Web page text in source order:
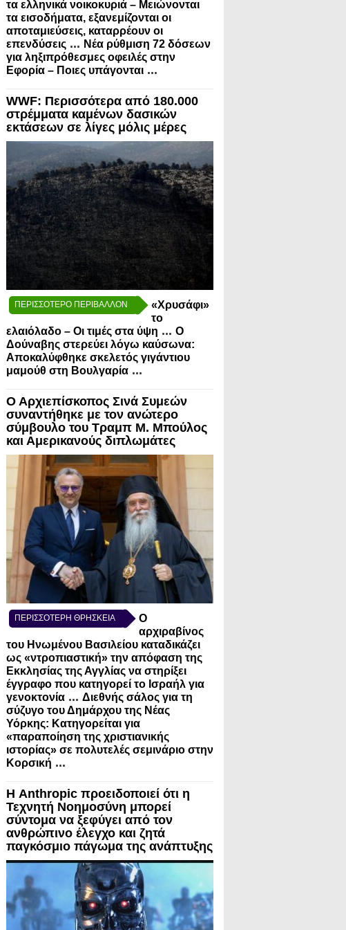
τα ελληνικά νοικοκυριά – Μειώνονται
τα εισοδήματα, εξανεμίζονται οι
αποταμιεύσεις, καταρρέουν οι
επενδύσεις ... Νέα ρύθμιση 72 δόσεων
για ληξιπρόθεσμες οφειλές στην
Εφορία – Ποιες υπάγονται ...
WWF: Περισσότερα από 180.000
στρέμματα καμένων δασικών
εκτάσεων σε λίγες μόλις μέρες
ΠΕΡΙΣΣΟΤΕΡΟ ΠΕΡΙΒΑΛΛΟΝ
«Χρυσάφι»
το
ελαιόλαδο – Οι τιμές στα ύψη ... Ο
Δούναβης στερεύει λόγω καύσωνα:
Αποκαλύφθηκε σκελετός γιγάντιου
μαμούθ στη Βουλγαρία ...
Ο Αρχιεπίσκοπος Σινά Συμεών
συναντήθηκε με τον ανώτερο
σύμβουλο του Τραμπ Μ. Μπούλος
και Αμερικανούς διπλωμάτες
ΠΕΡΙΣΣΟΤΕΡΗ ΘΡΗΣΚΕΙΑ
Ο
αρχιραβίνος
του Ηνωμένου Βασιλείου καταδικάζει
ως «ντροπιαστική» την απόφαση της
Εκκλησίας της Αγγλίας να στηρίξει
έγγραφο που κατηγορεί το Ισραήλ για
γενοκτονία ... Διεθνής σάλος για τη
σύζυγο του Δημάρχου της Νέας
Υόρκης: Κατηγορείται για
«παραποίηση της χριστιανικής
ιστορίας» σε πολυτελές σεμινάριο στην
Κορσική ...
Η Anthropic προειδοποιεί ότι η
Τεχνητή Νοημοσύνη μπορεί
σύντομα να ξεφύγει από τον
ανθρώπινο έλεγχο και ζητά
παγκόσμιο πάγωμα της ανάπτυξης